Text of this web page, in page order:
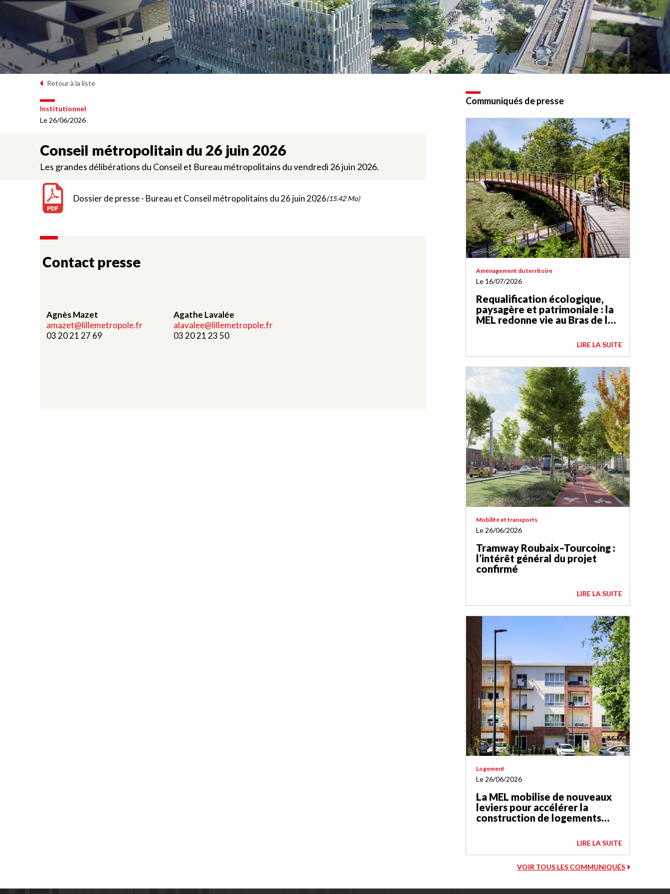
Retour à la liste
Institutionnel
Le 26/06/2026
Conseil métropolitain du 26 juin 2026
Les grandes délibérations du Conseil et Bureau métropolitains du vendredi 26 juin 2026.
Dossier de presse - Bureau et Conseil métropolitains du 26 juin 2026(15.42 Mo)
Contact presse
Agnès Mazet
amazet@lillemetropole.fr
03 20 21 27 69
Agathe Lavalée
alavalee@lillemetropole.fr
03 20 21 23 50
Communiqués de presse
VOIR TOUS LES COMMUNIQUÉS
Aménagement du territoire
Le 16/07/2026
Requalification écologique,
paysagère et patrimoniale : la
MEL redonne vie au Bras de la
LIRE LA SUITE
Mobilité et transports
Le 26/06/2026
Tramway Roubaix–Tourcoing :
l’intérêt général du projet
confirmé
LIRE LA SUITE
Logement
Le 26/06/2026
La MEL mobilise de nouveaux
leviers pour accélérer la
construction de logements
LIRE LA SUITE